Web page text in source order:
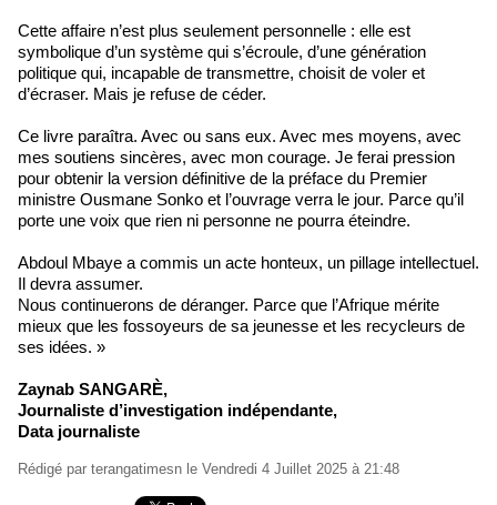
Cette affaire n’est plus seulement personnelle : elle est
symbolique d’un système qui s’écroule, d’une génération
politique qui, incapable de transmettre, choisit de voler et
d’écraser. Mais je refuse de céder.
Ce livre paraîtra. Avec ou sans eux. Avec mes moyens, avec
mes soutiens sincères, avec mon courage. Je ferai pression
pour obtenir la version définitive de la préface du Premier
ministre Ousmane Sonko et l’ouvrage verra le jour. Parce qu’il
porte une voix que rien ni personne ne pourra éteindre.
Abdoul Mbaye a commis un acte honteux, un pillage intellectuel.
Il devra assumer.
Nous continuerons de déranger. Parce que l’Afrique mérite
mieux que les fossoyeurs de sa jeunesse et les recycleurs de
ses idées. »
Zaynab SANGARÈ,
Journaliste d’investigation indépendante,
Data journaliste
Rédigé par terangatimesn le Vendredi 4 Juillet 2025 à 21:48